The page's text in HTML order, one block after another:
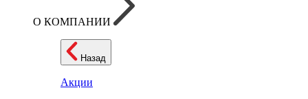
О КОМПАНИИ
Назад
Акции